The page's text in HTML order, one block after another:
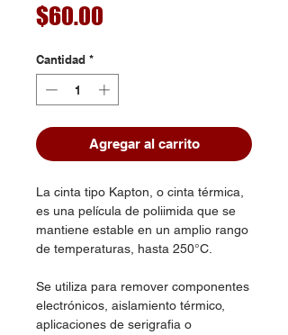
$60.00
Cantidad *
Agregar al carrito
La cinta tipo Kapton, o cinta térmica,
es una película de poliimida que se
mantiene estable en un amplio rango
de temperaturas, hasta 250°C.
Se utiliza para remover componentes
electrónicos, aislamiento térmico,
aplicaciones de serigrafia o